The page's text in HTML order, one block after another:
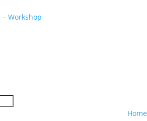
Workshop
Home